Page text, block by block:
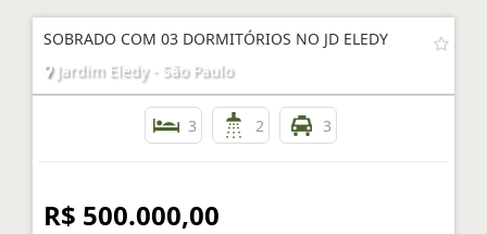
SOBRADO COM 03 DORMITÓRIOS NO JD ELEDY
Jardim Eledy - São Paulo
3 2 3
R$ 500.000,00